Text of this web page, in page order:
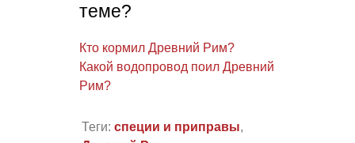
теме?
Кто кормил Древний Рим?
Какой водопровод поил Древний
Рим?
Теги: специи и приправы,